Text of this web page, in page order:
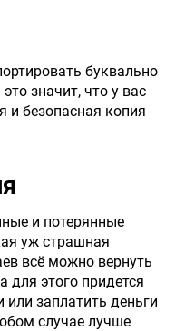
буквально
значит, что у вас
и безопасная копия
и потерянные
уж страшная
всё можно вернуть
для этого придется
заплатить деньги
случае лучше